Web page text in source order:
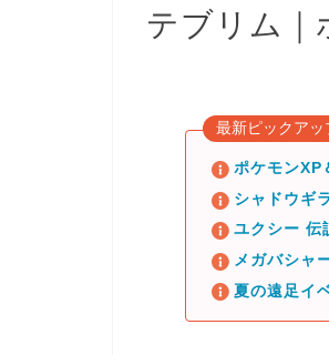
テブリム｜
最新ピックアッ
ポケモンXP
シャドウギ
ユクシー 伝
メガバシャ
夏の遠足イ